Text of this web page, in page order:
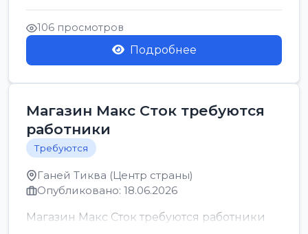
позицию возможна дом...
106 просмотров
Подробнее
Магазин Макс Сток требуются
работники
Требуются
Ганей Тиква (Центр страны)
Опубликовано: 18.06.2026
Магазин Макс Сток требуются работники